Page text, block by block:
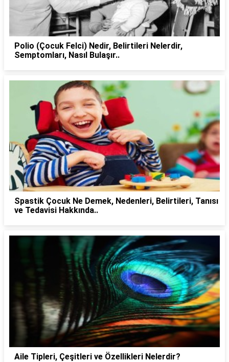
Polio (Çocuk Felci) Nedir, Belirtileri Nelerdir,
Semptomları, Nasıl Bulaşır..
Spastik Çocuk Ne Demek, Nedenleri, Belirtileri, Tanısı
ve Tedavisi Hakkında..
Aile Tipleri, Çeşitleri ve Özellikleri Nelerdir?